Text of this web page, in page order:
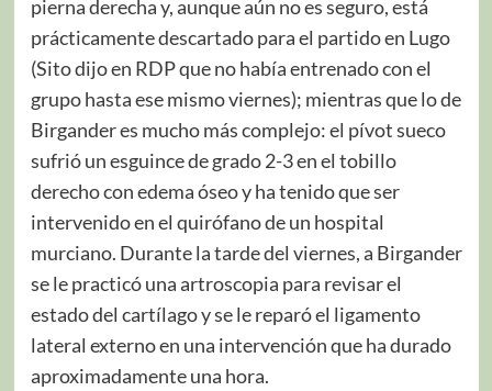
pierna derecha y, aunque aún no es seguro, está
prácticamente descartado para el partido en Lugo
(Sito dijo en RDP que no había entrenado con el
grupo hasta ese mismo viernes); mientras que lo de
Birgander es mucho más complejo: el pívot sueco
sufrió un esguince de grado 2-3 en el tobillo
derecho con edema óseo y ha tenido que ser
intervenido en el quirófano de un hospital
murciano. Durante la tarde del viernes, a Birgander
se le practicó una artroscopia para revisar el
estado del cartílago y se le reparó el ligamento
lateral externo en una intervención que ha durado
aproximadamente una hora.